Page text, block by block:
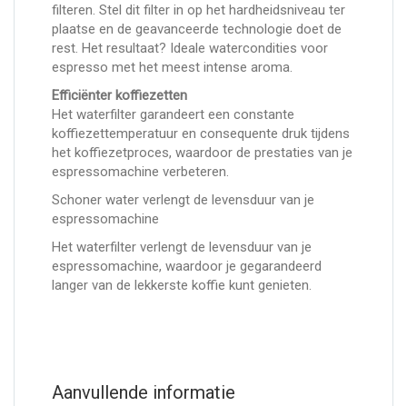
filteren. Stel dit filter in op het hardheidsniveau ter
plaatse en de geavanceerde technologie doet de
rest. Het resultaat? Ideale watercondities voor
espresso met het meest intense aroma.
Efficiënter koffiezetten
Het waterfilter garandeert een constante
koffiezettemperatuur en consequente druk tijdens
het koffiezetproces, waardoor de prestaties van je
espressomachine verbeteren.
Schoner water verlengt de levensduur van je
espressomachine
Het waterfilter verlengt de levensduur van je
espressomachine, waardoor je gegarandeerd
langer van de lekkerste koffie kunt genieten.
Aanvullende informatie